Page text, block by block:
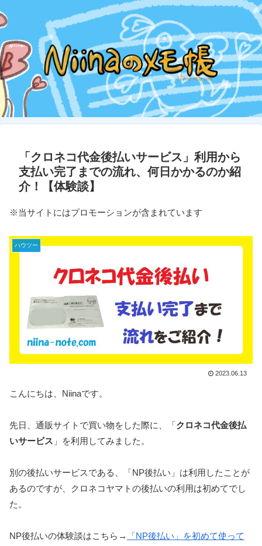
「クロネコ代金後払いサービス」利用から
支払い完了までの流れ、何日かかるのか紹
介！【体験談】
※当サイトにはプロモーションが含まれています
ハウツー
2023.06.13
こんにちは、Niinaです。
先日、通販サイトで買い物をした際に、「クロネコ代金後払
いサービス 」を利用してみました。
別の後払いサービスである、「NP後払い」は利用したことが
あるのですが、クロネコヤマトの後払いの利用は初めてでし
た。
NP後払いの体験談はこちら→
「NP後払い」を初めて使って